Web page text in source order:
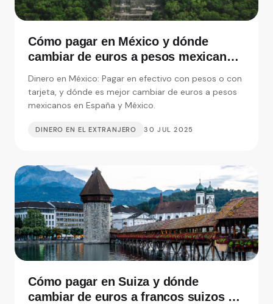
Cómo pagar en México y dónde
cambiar de euros a pesos mexicanos
Dinero en México: Pagar en efectivo con pesos o con
tarjeta, y dónde es mejor cambiar de euros a pesos
mexicanos en España y México.
DINERO EN EL EXTRANJERO 30 JUL 2025
Cómo pagar en Suiza y dónde
cambiar de euros a francos suizos en